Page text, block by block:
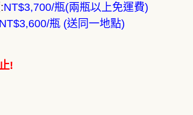
NT$3,700/瓶(兩瓶以上免運費)
NT$3,600/瓶 (送同一地點)
!